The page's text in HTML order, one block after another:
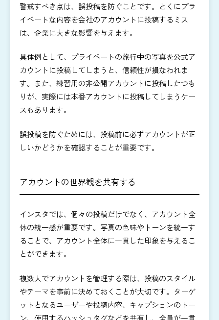
警戒すべき点は、誤投稿を防ぐことです。とくにプラ
イベートな内容を会社のアカウントに投稿するミス
は、企業に大きな影響を与えます。
具体例として、プライベートの旅行中の写真を公式ア
カウントに投稿してしまうと、 信頼性が損なわれま
す。 また、練習用の非公開アカウントに投稿したつも
りが、実際には本番アカウントに投稿してしまうケー
スもあります。
誤投稿を防ぐためには、投稿前に必ずアカウントが正
しいかどうかを確認することが重要です。
アカウントの世界観を共有する
インスタでは、個々の投稿だけでなく、アカウント全
体の統一感が重要です。写真の色味やトーンを統一す
ることで、アカウント全体に一貫した印象を与えるこ
とができます。
複数人でアカウントを管理する際は、投稿のスタイル
やテーマを事前に決めておくことが大切です。ターゲ
ットとなるユーザーや投稿内容、キャプションのトー
ン、使用するハッシュタグなどを共有し、全員が一貫